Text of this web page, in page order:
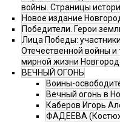
войны. Страницы
Новое издание
Победители. Герои
Лица Победы:
Отечественной войны и
мирной жизни
ВЕЧНЫЙ ОГОНЬ
Воины-
Вечный огонь в
Каберов Игорь
ФАДЕЕВА